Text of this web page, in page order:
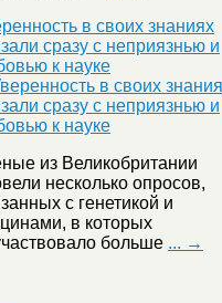
в своих знаниях
сразу с неприязнью и
к науке
из Великобритании
несколько опросов,
с генетикой и
в которых
больше ... →